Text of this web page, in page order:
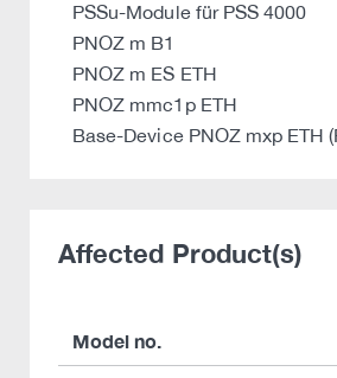
PSSu-Module für PSS 4000
PNOZ m B1
PNOZ m ES ETH
PNOZ mmc1p ETH
Base-Device PNOZ mxp ETH
Affected Product(s)
Model no.